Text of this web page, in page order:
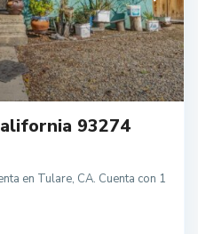
93274
en Tulare, CA. Cuenta con 1